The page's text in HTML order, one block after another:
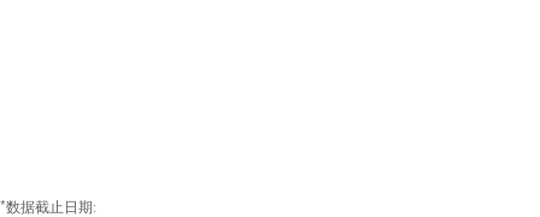
*数据截止日期: